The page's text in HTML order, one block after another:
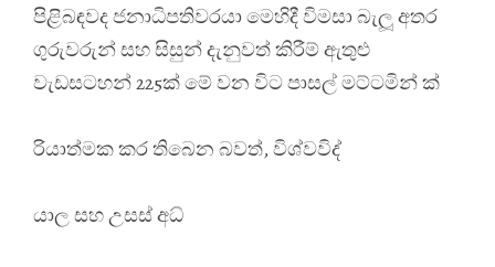
පිළිබඳවද ජනාධිපතිවරයා මෙහිදී විමසා බැලූ අතර
ගුරුවරුන් සහ සිසුන් දැනුවත් කිරීම් ඇතුළු
වැඩසටහන් 225ක් මේ වන විට පාසල් මට්ටමින් ක්
රියාත්මක කර තිබෙන බවත්, විශ්වවිද්
යාල සහ උසස් අධ්